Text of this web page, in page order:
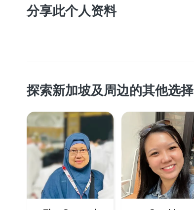
分享此个人资料
探索新加坡及周边的其他选择